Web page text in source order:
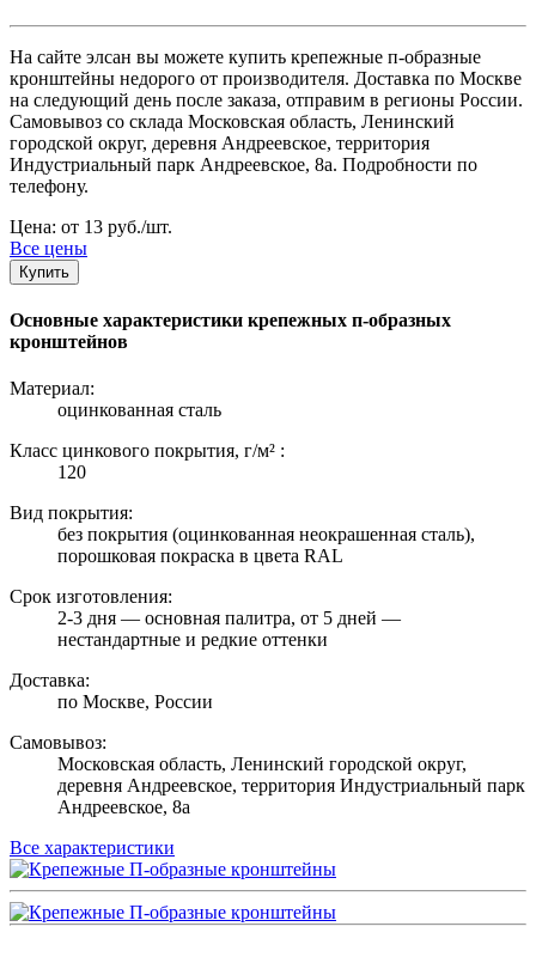
На сайте элсан вы можете купить крепежные п-образные
кронштейны недорого от производителя. Доставка по Москве
на следующий день после заказа, отправим в регионы России.
Самовывоз со склада Московская область, Ленинский
городской округ, деревня Андреевское, территория
Индустриальный парк Андреевское, 8а. Подробности по
телефону.
Цена: от 13 руб./шт.
Все цены
Купить
Основные характеристики крепежных п-образных
кронштейнов
Материал:
оцинкованная сталь
Класс цинкового покрытия, г/м² :
120
Вид покрытия:
без покрытия (оцинкованная неокрашенная сталь),
порошковая покраска в цвета RAL
Срок изготовления:
2-3 дня — основная палитра, от 5 дней —
нестандартные и редкие оттенки
Доставка:
по Москве, России
Самовывоз:
Московская область, Ленинский городской округ,
деревня Андреевское, территория Индустриальный парк
Андреевское, 8а
Все характеристики